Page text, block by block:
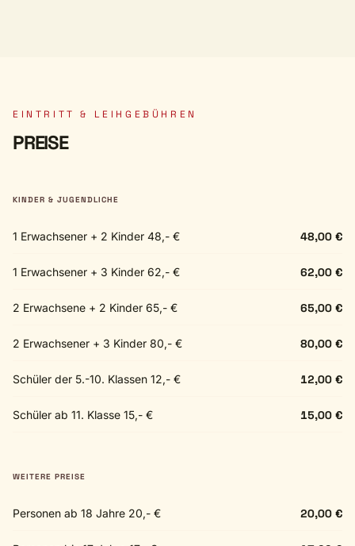
EINTRITT & LEIHGEBÜHREN
PREISE
KINDER & JUGENDLICHE
1 Erwachsener + 2 Kinder 48,- € 48,00 €
1 Erwachsener + 3 Kinder 62,- € 62,00 €
2 Erwachsene + 2 Kinder 65,- € 65,00 €
2 Erwachsener + 3 Kinder 80,- € 80,00 €
Schüler der 5.-10. Klassen 12,- € 12,00 €
Schüler ab 11. Klasse 15,- € 15,00 €
WEITERE PREISE
Personen ab 18 Jahre 20,- € 20,00 €